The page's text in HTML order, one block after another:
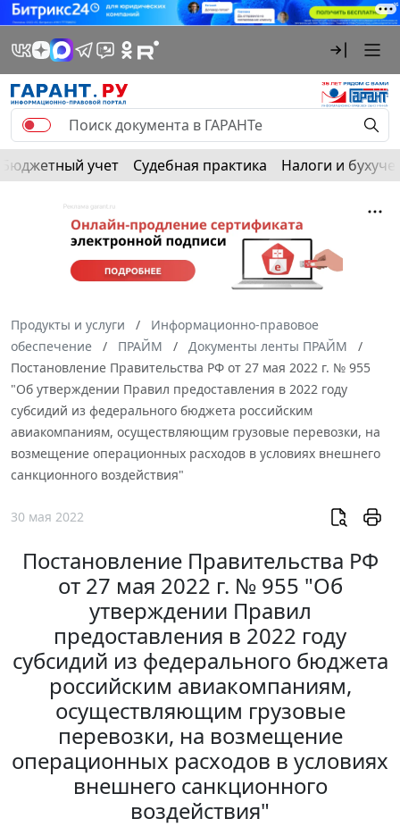
Бюджетный учет Судебная практика Налоги и
Продукты и услуги
Информационно-правовое
обеспечение
ПРАЙМ
Документы ленты ПРАЙМ
Постановление Правительства РФ от 27 мая 2022 г. № 955
"Об утверждении Правил предоставления в 2022 году
субсидий из федерального бюджета российским
авиакомпаниям, осуществляющим грузовые перевозки, на
возмещение операционных расходов в условиях внешнего
санкционного воздействия"
30 мая 2022
Постановление Правительства РФ
от 27 мая 2022 г. № 955 "Об
утверждении Правил
предоставления в 2022 году
субсидий из федерального бюджета
российским авиакомпаниям,
осуществляющим грузовые
перевозки, на возмещение
операционных расходов в условиях
внешнего санкционного
воздействия"